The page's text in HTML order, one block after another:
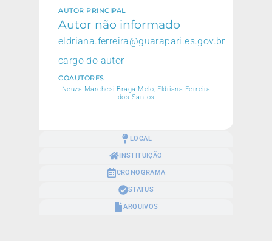
LOCAL
INSTITUIÇÃO
CRONOGRAMA
STATUS
ARQUIVOS
AUTOR PRINCIPAL
Autor não informado
eldriana.ferreira@guarapari.es.gov.br
cargo do autor
COAUTORES
Neuza Marchesi Braga Melo, Eldriana Ferreira
dos Santos